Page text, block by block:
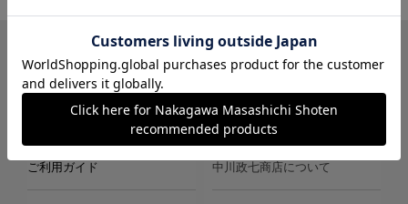
LINE Instagram X Facebook メールマガジン
ご利用ガイド 中川政七商店について